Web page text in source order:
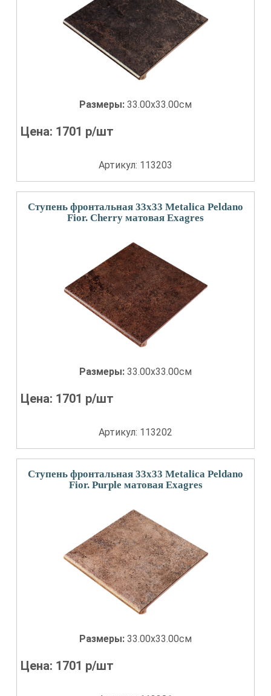
Размеры: 33.00x33.00см
Цена: 1701 р/шт
Артикул: 113203
Ступень фронтальная 33x33 Metalica Peldano
Fior. Cherry матовая Exagres
Размеры: 33.00x33.00см
Цена: 1701 р/шт
Артикул: 113202
Ступень фронтальная 33x33 Metalica Peldano
Fior. Purple матовая Exagres
Размеры: 33.00x33.00см
Цена: 1701 р/шт